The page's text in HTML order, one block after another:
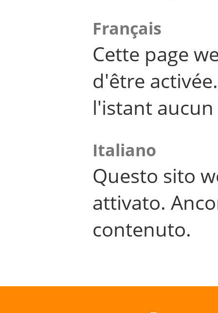
Français
Cette page
d'être
l'istant
Italiano
Questo sito
attivato.
contenuto.